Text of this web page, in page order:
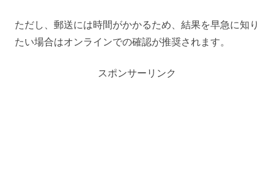
ただし、郵送には時間がかかるため、結果を早急に知り
たい場合はオンラインでの確認が推奨されます。
スポンサーリンク